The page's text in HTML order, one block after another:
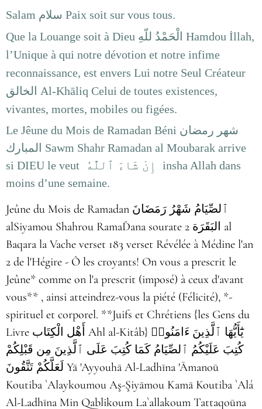
Salam سلام Paix soit sur vous tous.
Que la Louange soit à Dieu الْحَمْدُ للّهِ Hamdou İllah,
l’Unique à qui notre dévotion et notre infime
reconnaissance, est envers Lui notre Seul Créateur
الخالق Al-Khāliq Celui de toutes existences,
vivantes, mortes, mobiles ou figées.
Le Jêune du Mois de Ramadan Béni شهر رمضان
المبارك Sawm Shahr Ramadan al Moubarak arrive
si DIEU le veut
insha Allah dans
moins d’une semaine.
Jeûne du Mois de Ramadan ٱلصِّيَامُ شَهْرُ رَمَضَانَ
alSiyamou Shahrou RamaĎana sourate 2 البَقَرَة al
Baqara la Vache verset 183 verset Révélée à Médine l'an
2 de l'Hégire - Ô les croyants! On vous a prescrit le
Jeûne* comme on l'a prescrit (imposé) à ceux d'avant
vous** , ainsi atteindrez-vous la piété (Félicité), *-
spirituel et corporel. **Juifs et Chrétiens {les Gens du
Livre أَهْل الْكِتَاب Ahl al-Kitâb} يَٰٓأَيُّهَا ٱلَّذِينَ ءَامَنُوا۟
كُتِبَ عَلَيْكُمُ ٱلصِّيَامُ كَمَا كُتِبَ عَلَى ٱلَّذِينَ مِن قَبْلِكُمْ
لَعَلَّكُمْ تَتَّقُونَ Yā 'Ayyouhā Al-Ladhīna 'Āmanoū
Koutiba `Alaykoumou Aş-Şiyāmou Kamā Koutiba `Alá
Al-Ladhīna Min Qablikoum La`allakoum Tattaqoūna